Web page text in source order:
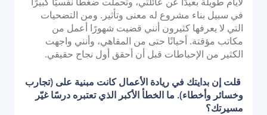
في سبيل بناء مشروع له معنى وتأثير. ومن التضحيات
التي لا يعرفها كثيرون أنني قضيت شهورًا أعمل من
مكاتب مؤقتة. أحيانًا حتى من المقاهي، وأنني واجهت
الكثير من الإحباطات قبل أن أحقق أول نجاح حقيقي.
قلت إن بدايتك في ريادة الأعمال كانت مبنية على (تجارب
وخسائر وأخطاء). ما الخطأ الأكبر الذي تعتبره درسًا غيّر
مسيرتك؟